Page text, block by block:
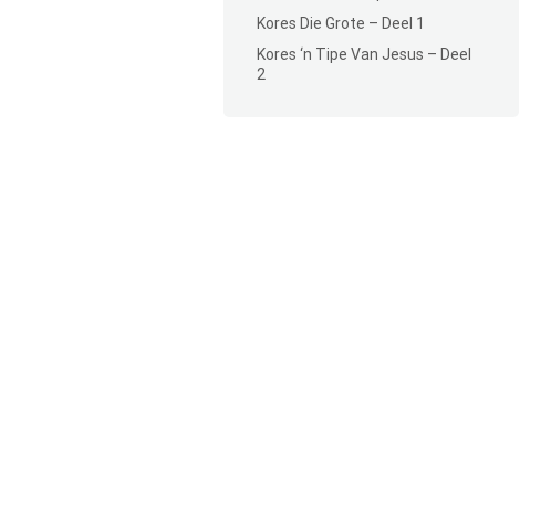
Kores Die Grote – Deel 1
Kores ‘n Tipe Van Jesus – Deel
2